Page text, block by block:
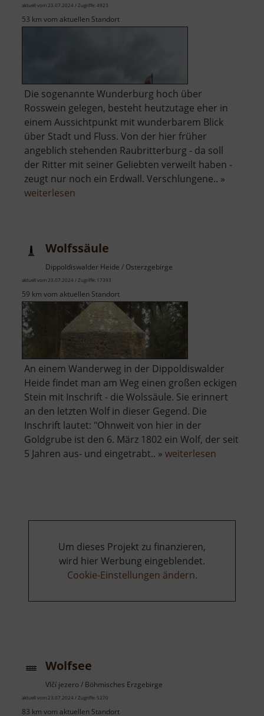
aktuell vom 23.07.2024 / Zugriffe: 4923
53 km vom aktuellen Standort
Die sogenannte Wunderburg hoch über
Rosswein gelegen, besteht heutzutage eher in
einem Aussichtpunkt mit wunderbarem Blick
über Stadt und Fluss. Von der hier früher
angeblich stehenden Raubritterburg - da soll
der Ritter mit seiner Geliebten verweilt haben -
zeugt nur noch ein Erdwall. Verschlungene.. »
weiterlesen
Wolfssäule
Dippoldiswalder Heide / Osterzgebirge
aktuell vom 23.07.2024 / Zugriffe: 17393
59 km vom aktuellen Standort
An einem Wanderweg in der Dippoldiswalder
Heide findet man am Weg einen großen eckigen
Stein mit Inschrift - die Wolssäule. Sie erinnert
an den letzten Wolf in dieser Gegend. Die
Inschrift lautet: "Ohnweit von hier in der
Goldgrube ist den 6. März 1802 ein Wolf, der seit
5 Jahren aus- und eingetrabt.. » weiterlesen
Um dieses Projekt zu finanzieren,
wird hier Werbung eingeblendet.
Cookie-Einstellungen ändern.
Wolfsee
Vlčí jezero / Böhmisches Erzgebirge
aktuell vom 23.07.2024 / Zugriffe: 5270
83 km vom aktuellen Standort